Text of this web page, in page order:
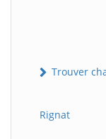
Trouver
Rignat